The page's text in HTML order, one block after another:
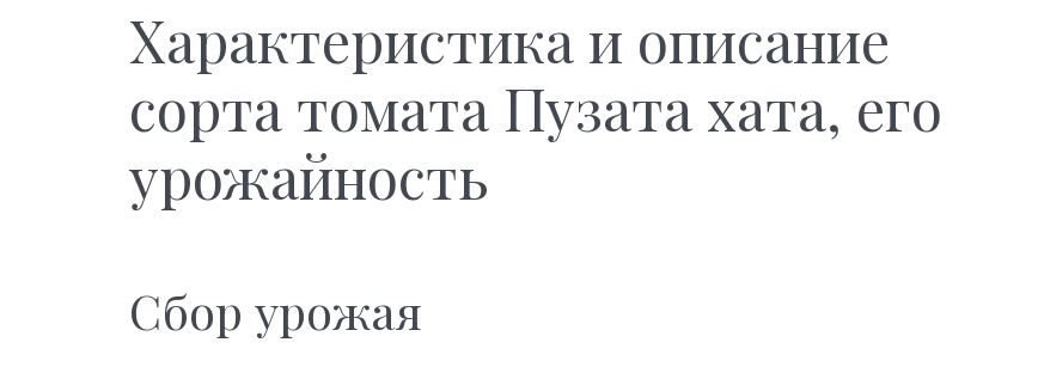
Характеристика и описание
сорта томата Пузата хата, его
урожайность
Сбор урожая